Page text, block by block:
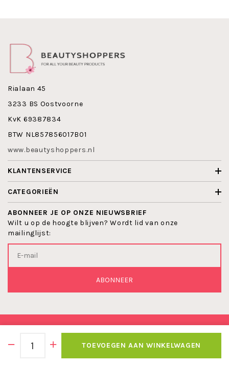
TOEVOEGEN AAN WINKELWAGEN
Rialaan 45
3233 BS Oostvoorne
KvK 69387834
BTW NL857856017B01
www.beautyshoppers.nl
KLANTENSERVICE
CATEGORIEËN
ABONNEER JE OP ONZE NIEUWSBRIEF
Wilt u op de hoogte blijven? Wordt lid van onze
mailinglijst:
ABONNEER